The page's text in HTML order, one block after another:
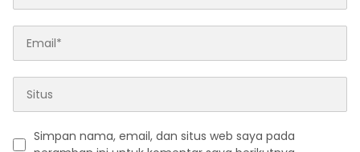
Simpan nama, email, dan situs web saya pada